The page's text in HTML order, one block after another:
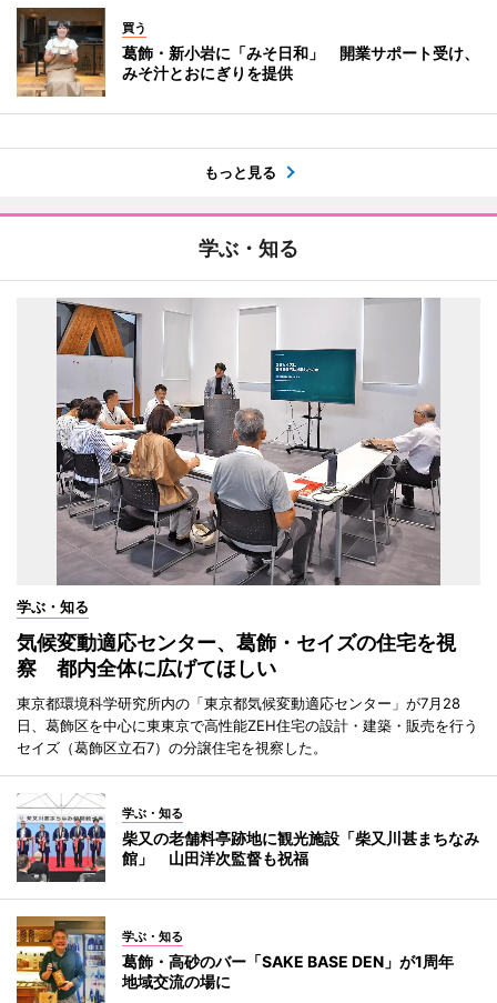
買う
葛飾・新小岩に「みそ日和」 開業サポート受け、
みそ汁とおにぎりを提供
もっと見る
学ぶ・知る
学ぶ・知る
気候変動適応センター、葛飾・セイズの住宅を視
察 都内全体に広げてほしい
東京都環境科学研究所内の「東京都気候変動適応センター」が7月28
日、葛飾区を中心に東東京で高性能ZEH住宅の設計・建築・販売を行う
セイズ（葛飾区立石7）の分譲住宅を視察した。
学ぶ・知る
柴又の老舗料亭跡地に観光施設「柴又川甚まちなみ
館」 山田洋次監督も祝福
学ぶ・知る
葛飾・高砂のバー「SAKE BASE DEN」が1周年
地域交流の場に